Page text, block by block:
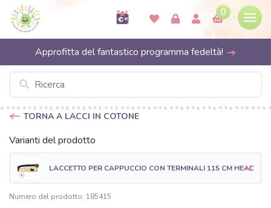
0
Approfitta del fantastico programma fedeltà!
TORNA A LACCI IN COTONE
Varianti del prodotto
LACCETTO PER CAPPUCCIO CON TERMINALI 115 CM HEAD1
Numero del prodotto: 185415